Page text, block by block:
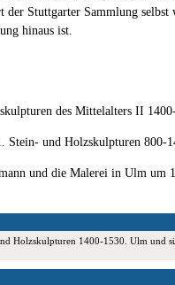
Stuttgarter Sammlung
hinaus ist.
des Mittelalters II
und Holzskulpturen 800-
und die Malerei in Ulm
Holzskulpturen 1400-1530. Ulm